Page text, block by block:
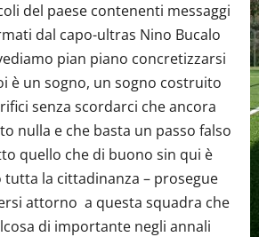
del paese contenenti messaggi
dal capo-ultras Nino Bucalo
pian piano concretizzarsi
è un sogno, un sogno costruito
senza scordarci che ancora
nulla e che basta un passo falso
quello che di buono sin qui è
la cittadinanza – prosegue
attorno a questa squadra che
di importante negli annali